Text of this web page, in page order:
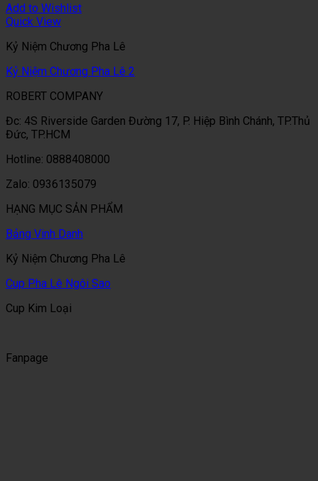
Add to Wishlist
Quick View
Kỷ Niệm Chương Pha Lê
Kỷ Niệm Chương Pha Lê 2
ROBERT COMPANY
Đc: 4S Riverside Garden Đường 17, P. Hiệp Bình Chánh, TP.Thủ
Đức, TP.HCM
Hotline: 0888408000
Zalo: 0936135079
HẠNG MỤC SẢN PHẨM
Bảng Vinh Danh
Kỷ Niệm Chương Pha Lê
Cup Pha Lê Ngôi Sao
Cup Kim Loại
Fanpage